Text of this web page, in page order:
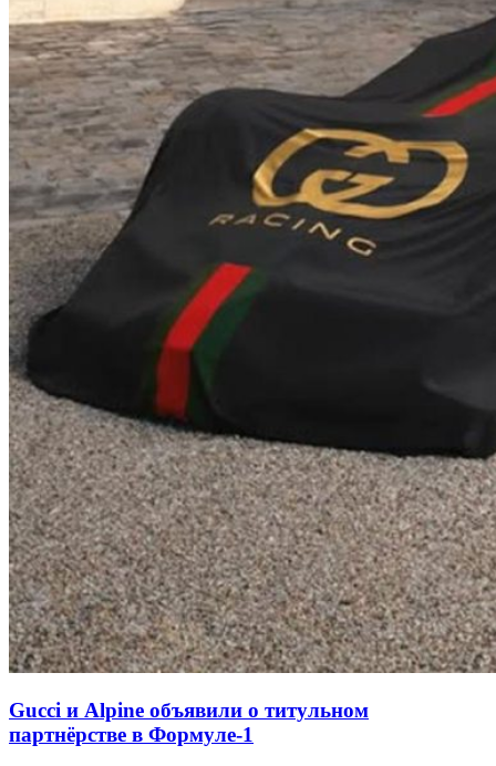
Gucci и Alpine объявили о титульном
партнёрстве в Формуле-1